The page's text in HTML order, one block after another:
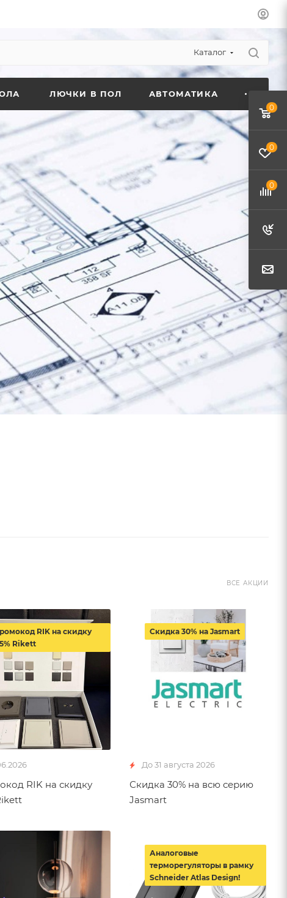
Каталог
ЛЮЧКИ В ПОЛ АВТОМАТИКА
ВСЕ АКЦИИ
RIK на скидку
RIK на скидку
Rikett
До 31 августа 2026
Скидка 30% на всю серию
Jasmart
Скидка 30% на Jasmart
Аналоговые
терморегуляторы в рамку
Schneider Atlas Design!
0
0
0